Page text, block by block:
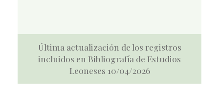
Última actualización de los registros
incluidos en Bibliografía de Estudios
Leoneses 10/04/2026